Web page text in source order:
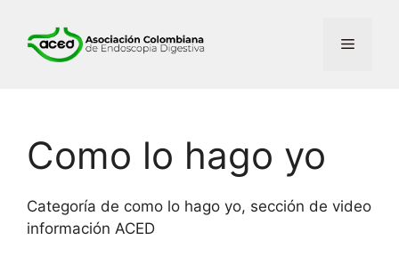
Como lo hago yo
Categoría de como lo hago yo, sección de video
información ACED